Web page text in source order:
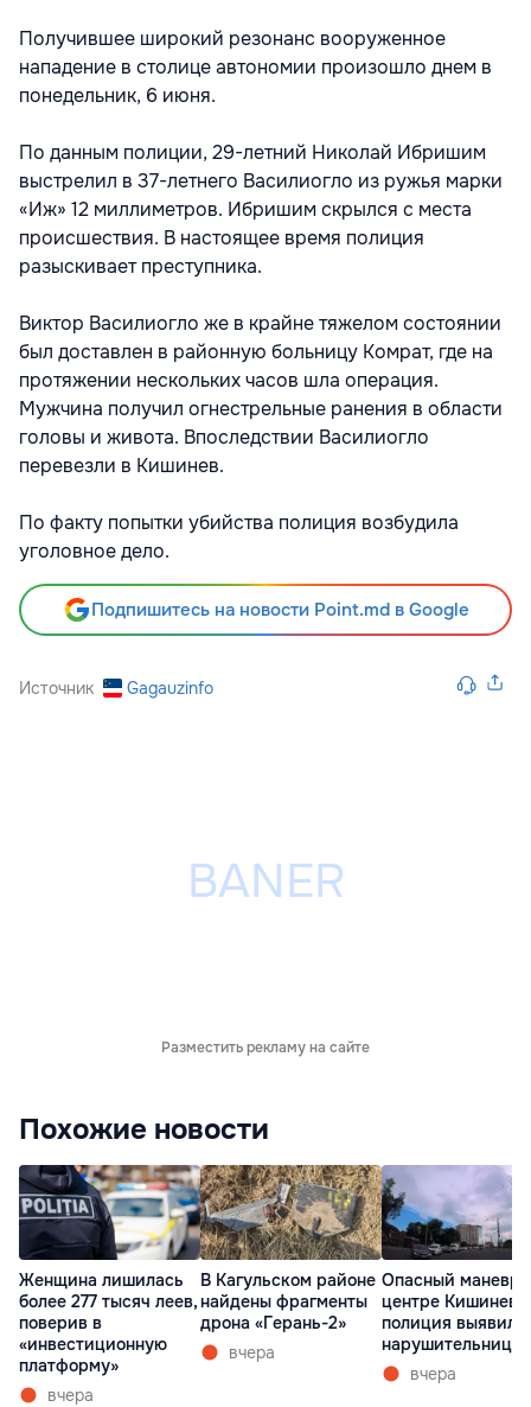
Получившее широкий резонанс вооруженное
нападение в столице автономии произошло днем в
понедельник, 6 июня.
По данным полиции, 29-летний Николай Ибришим
выстрелил в 37-летнего Василиогло из ружья марки
«Иж» 12 миллиметров. Ибришим скрылся с места
происшествия. В настоящее время полиция
разыскивает преступника.
Виктор Василиогло же в крайне тяжелом состоянии
был доставлен в районную больницу Комрат, где на
протяжении нескольких часов шла операция.
Мужчина получил огнестрельные ранения в области
головы и живота. Впоследствии Василиогло
перевезли в Кишинев.
По факту попытки убийства полиция возбудила
уголовное дело.
Подпишитесь на новости Point.md в Google
Источник Gagauzinfo
Разместить рекламу на сайте
Похожие новости
Женщина лишилась
более 277 тысяч леев,
поверив в
«инвестиционную
платформу»
вчера
В Кагульском районе
найдены фрагменты
дрона «Герань-2»
вчера
Опасный маневр
центре Кишинева:
полиция выявила
нарушительницу
вчера